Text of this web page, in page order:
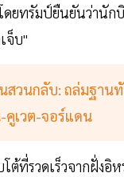
ดยทรัมป์ยืนยันว่านัก
จ็บ"
สวนกลับ: ถล่มฐาน
คูเวต-จอร์แดน
โต้ที่รวดเร็วจากฝั่งอิ